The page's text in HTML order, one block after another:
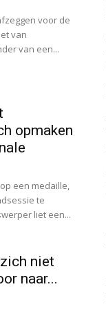
voor de
van
van een...
opmaken
een medaille,
te
liet een...
niet
naar...